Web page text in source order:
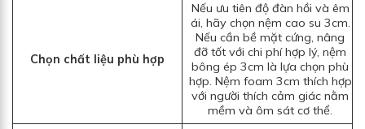
Chọn chất liệu phù hợp
Nếu ưu tiên độ đàn hồi và êm
ái, hãy chọn nệm cao su 3cm.
Nếu cần bề mặt cứng, nâng
đỡ tốt với chi phí hợp lý, nệm
bông ép 3cm là lựa chọn phù
hợp. Nệm foam 3cm thích hợp
với người thích cảm giác nằm
mềm và ôm sát cơ thể.